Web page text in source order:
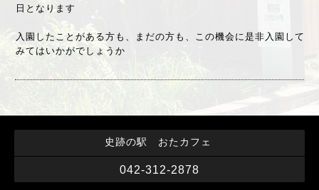
日となります
入園したことがある方も、まだの方も、この機会に是非入園して
みてはいかがでしょうか
史跡の駅 おたカフェ
042-312-2878